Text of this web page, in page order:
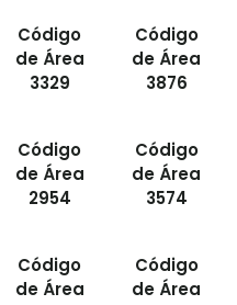
Código
de Área
3329
Código
de Área
3876
Código
de Área
2954
Código
de Área
3574
Código
de Área
Código
de Área